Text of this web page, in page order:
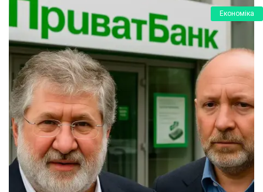
Економіка